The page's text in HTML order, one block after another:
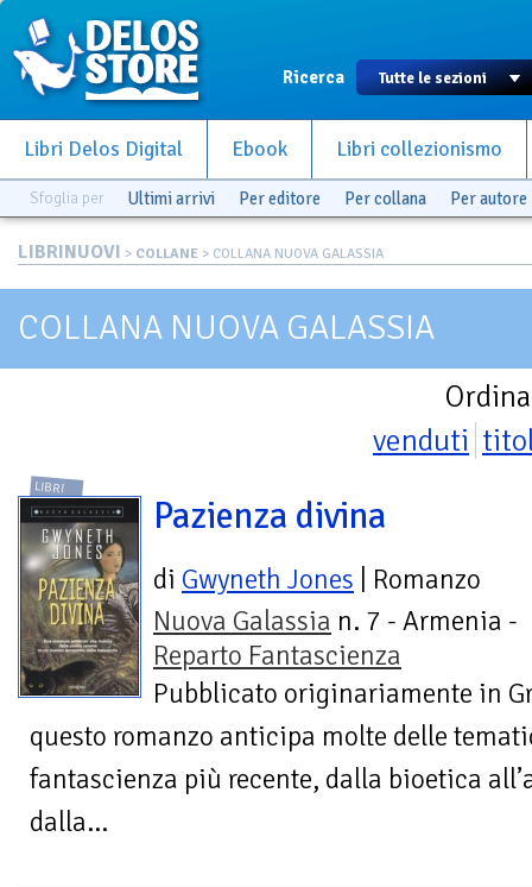
Ricerca
Libri Delos Digital Ebook Libri collezionismo
Sfoglia per Ultimi arrivi Per editore Per collana Per autore
LIBRINUOVI > COLLANE > COLLANA NUOVA GALASSIA
COLLANA NUOVA GALASSIA
venduti
LIBRI
Pazienza divina
di Gwyneth Jones | Romanzo
Nuova Galassia n. 7 - Armenia -
Reparto Fantascienza
Pubblicato originariamente in
questo romanzo anticipa molte delle
fantascienza più recente, dalla bioetica
dalla...